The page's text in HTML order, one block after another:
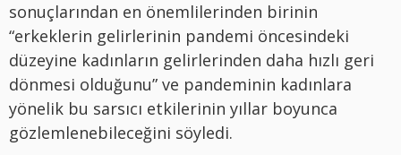
sonuçlarından en önemlilerinden birinin
“erkeklerin gelirlerinin pandemi öncesindeki
düzeyine kadınların gelirlerinden daha hızlı geri
dönmesi olduğunu” ve pandeminin kadınlara
yönelik bu sarsıcı etkilerinin yıllar boyunca
gözlemlenebileceğini söyledi.